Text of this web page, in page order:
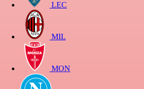
LEC
MIL
MON